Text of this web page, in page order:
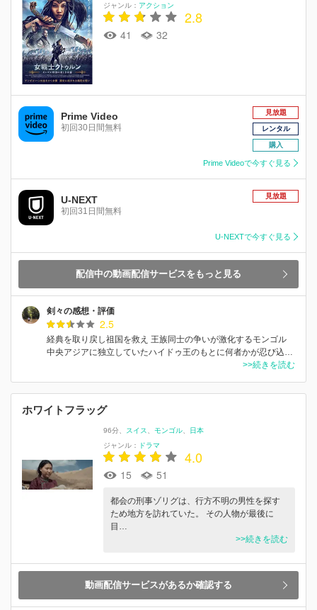
ジャンル： アクション
2.8
41 32
Prime Video
初回30日間無料
見放題
レンタル
購入
Prime Videoで今すぐ見る
U-NEXT
初回31日間無料
見放題
U-NEXTで今すぐ見る
配信中の動画配信サービスをもっと見る
剣々の感想・評価
2.5
経典を取り戻し祖国を救え 王族同士の争いが激化するモンゴル
中央アジアに独立していたハイドゥ王のもとに何者かが忍び込…
>>続きを読む
ホワイトフラッグ
96分 スイス モンゴル
日本
ジャンル：
ドラマ
4.0
15 51
都会の刑事ゾリグは、行方不明の男性を探す
ため地方を訪れていた。 その人物が最後に
目…
>>続きを読む
動画配信サービスがあるか確認する